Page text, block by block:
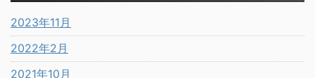
2023年11月
2022年2月
2021年10月